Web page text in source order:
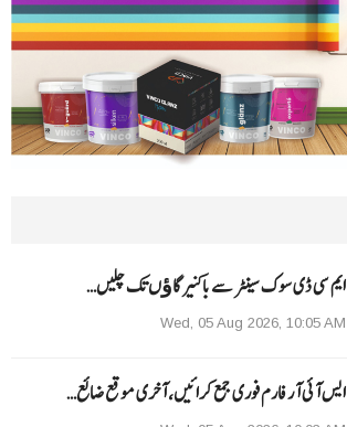
ایم سی ڈی سوک سینٹر سے باکنیر گاﺅں تک چلیں…
Wed, 05 Aug 2026, 10:05 AM
ایس آئی آر فارم فوری جمع کرائیں، آخری موقع ضائع…